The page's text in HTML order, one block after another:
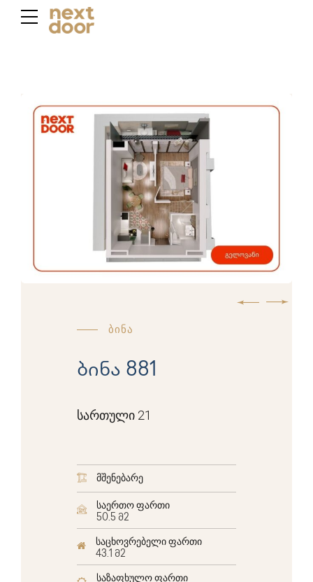
ბინა
ბინა 881
სართული 21
მშენებარე
საერთო ფართი
50.5 მ2
საცხოვრებელი ფართი
43.1 მ2
საზაფხულო ფართი